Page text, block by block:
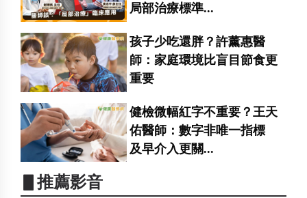
局部治療標準...
孩子少吃還胖？許薰惠醫
師：家庭環境比盲目節食更
重要
健檢微幅紅字不重要？王天
佑醫師：數字非唯一指標
及早介入更關...
▋推薦影音